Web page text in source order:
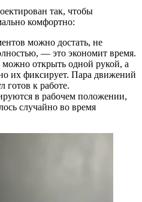
так, чтобы
комфортно:
можно достать, не
— это экономит время.
открыть одной рукой, а
их фиксирует. Пара движений
готов к работе.
в рабочем положении,
случайно во время